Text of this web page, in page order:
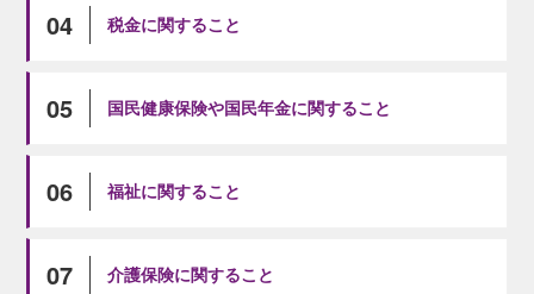
04 税金に関すること
05 国民健康保険や国民年金に関すること
06 福祉に関すること
07 介護保険に関すること